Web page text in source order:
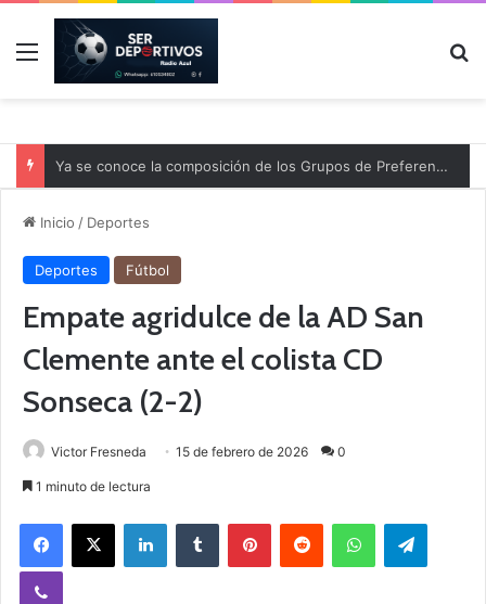
Menú
Ya se conoce la composición de los Grupos de Preferente y el calendario
Inicio / Deportes
Deportes Fútbol
Empate agridulce de la AD San
Clemente ante el colista CD
Sonseca (2-2)
Victor Fresneda 15 de febrero de 2026 0
1 minuto de lectura